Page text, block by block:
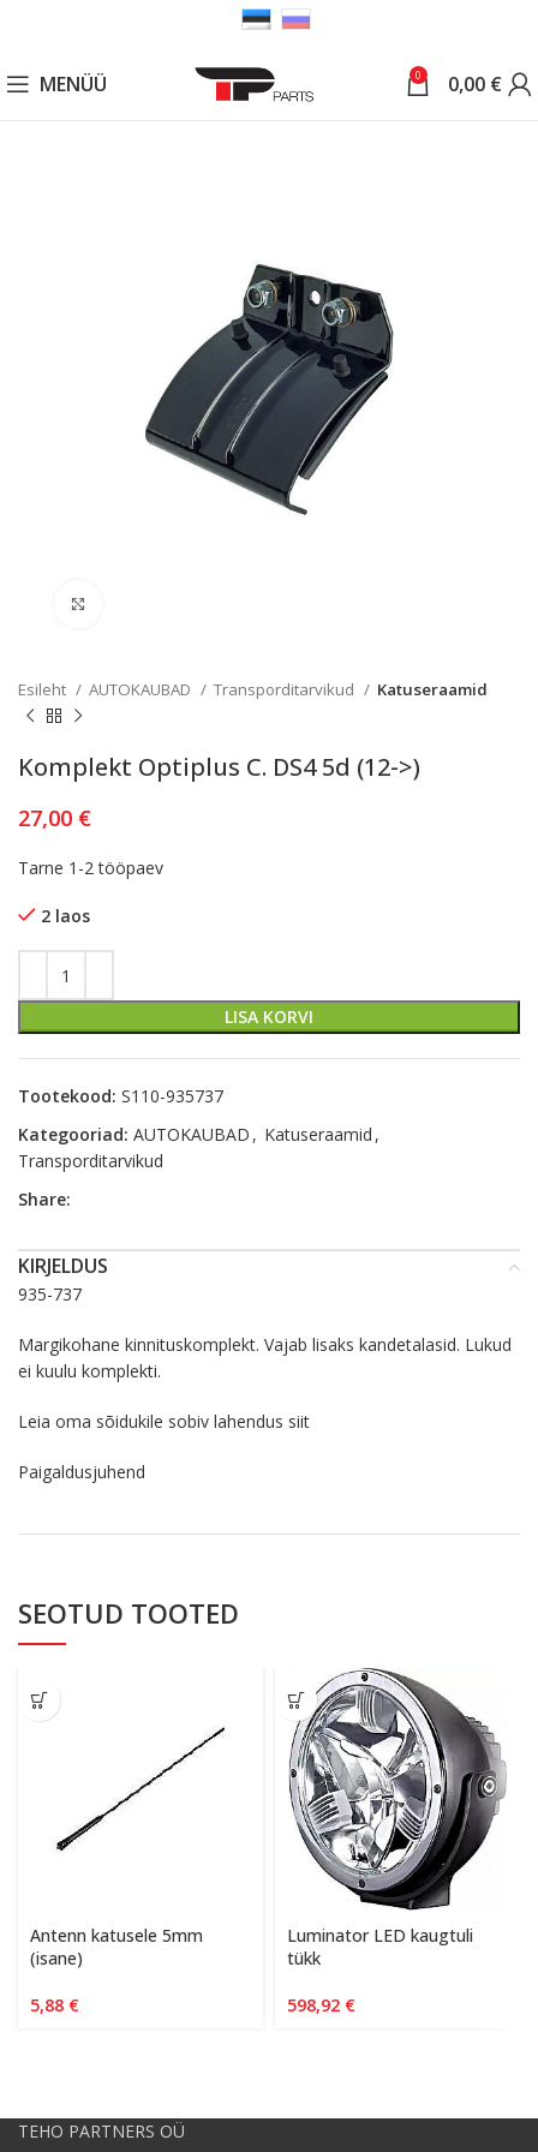
MENÜÜ 0 0,00 €
Esileht AUTOKAUBAD Transporditarvikud Katuseraamid
Komplekt Optiplus C. DS4 5d (12->)
27,00 €
Tarne 1-2 tööpaev
2 laos
LISA KORVI
Tootekood: S110-935737
Kategooriad: AUTOKAUBAD , Katuseraamid ,
Transporditarvikud
Share:
KIRJELDUS
935-737
Margikohane kinnituskomplekt. Vajab lisaks kandetalasid. Lukud
ei kuulu komplekti.
Leia oma sõidukile sobiv lahendus siit
Paigaldusjuhend
SEOTUD TOOTED
Antenn katusele 5mm
(isane)
5,88 €
Luminator LED kaugtuli
tükk
598,92 €
TEHO PARTNERS OÜ